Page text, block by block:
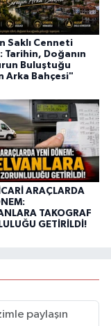
Saklı Cenneti
Tarihin, Doğanın
Buluştuğu
Arka Bahçesi"
ARAÇLARDA
TAKOGRAF
GETİRİLDİ!